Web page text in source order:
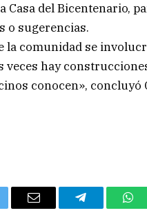
Casa del Bicentenario,
o sugerencias.
la comunidad se
veces hay
conocen», concluyó
Email Telegram